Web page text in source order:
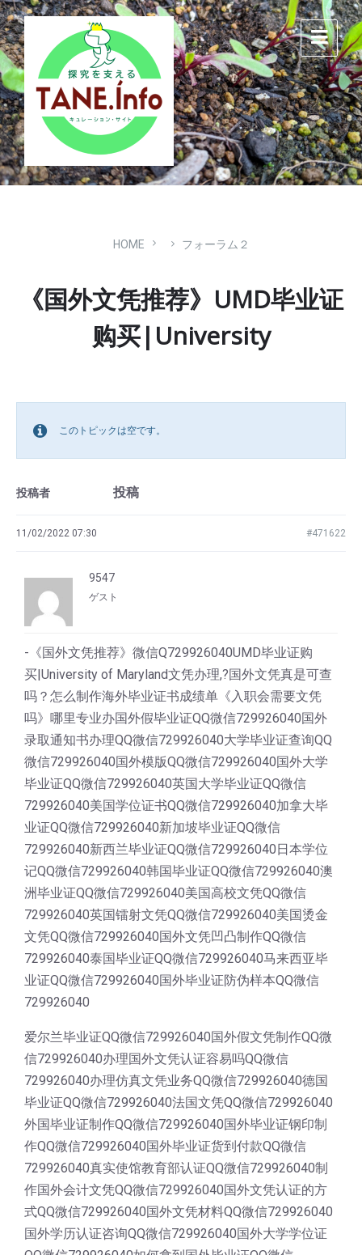
Skip
to
content
Skip
to
main
navigation
Skip
to
footer
HOME フォーラム２
《国外文凭推荐》UMD毕业证
购买|University
このトピックは空です。
投稿者 投稿
11/02/2022 07:30 #471622
9547
ゲスト
-《国外文凭推荐》微信Q729926040UMD毕业证购
买|University of Maryland文凭办理,?国外文凭真是可查
吗？怎么制作海外毕业证书成绩单《入职会需要文凭
吗》哪里专业办国外假毕业证QQ微信729926040国外
录取通知书办理QQ微信729926040大学毕业证查询QQ
微信729926040国外模版QQ微信729926040国外大学
毕业证QQ微信729926040英国大学毕业证QQ微信
729926040美国学位证书QQ微信729926040加拿大毕
业证QQ微信729926040新加坡毕业证QQ微信
729926040新西兰毕业证QQ微信729926040日本学位
记QQ微信729926040韩国毕业证QQ微信729926040澳
洲毕业证QQ微信729926040美国高校文凭QQ微信
729926040英国镭射文凭QQ微信729926040美国烫金
文凭QQ微信729926040国外文凭凹凸制作QQ微信
729926040泰国毕业证QQ微信729926040马来西亚毕
业证QQ微信729926040国外毕业证防伪样本QQ微信
729926040
爱尔兰毕业证QQ微信729926040国外假文凭制作QQ微
信729926040办理国外文凭认证容易吗QQ微信
729926040办理仿真文凭业务QQ微信729926040德国
毕业证QQ微信729926040法国文凭QQ微信729926040
外国毕业证制作QQ微信729926040国外毕业证钢印制
作QQ微信729926040国外毕业证货到付款QQ微信
729926040真实使馆教育部认证QQ微信729926040制
作国外会计文凭QQ微信729926040国外文凭认证的方
式QQ微信729926040国外文凭材料QQ微信729926040
国外学历认证咨询QQ微信729926040国外大学学位证